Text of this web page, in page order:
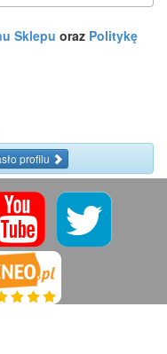
Sklepu oraz Politykę
profilu